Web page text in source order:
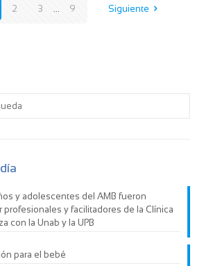
2 3 ... 9 Siguiente
y adolescentes del AMB fueron
profesionales y facilitadores de la Clínica
con la Unab y la UPB
para el bebé